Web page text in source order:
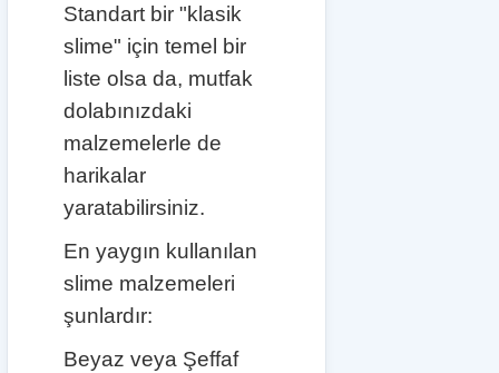
Standart bir "klasik
slime" için temel bir
liste olsa da, mutfak
dolabınızdaki
malzemelerle de
harikalar
yaratabilirsiniz.
En yaygın kullanılan
slime malzemeleri
şunlardır:
Beyaz veya Şeffaf